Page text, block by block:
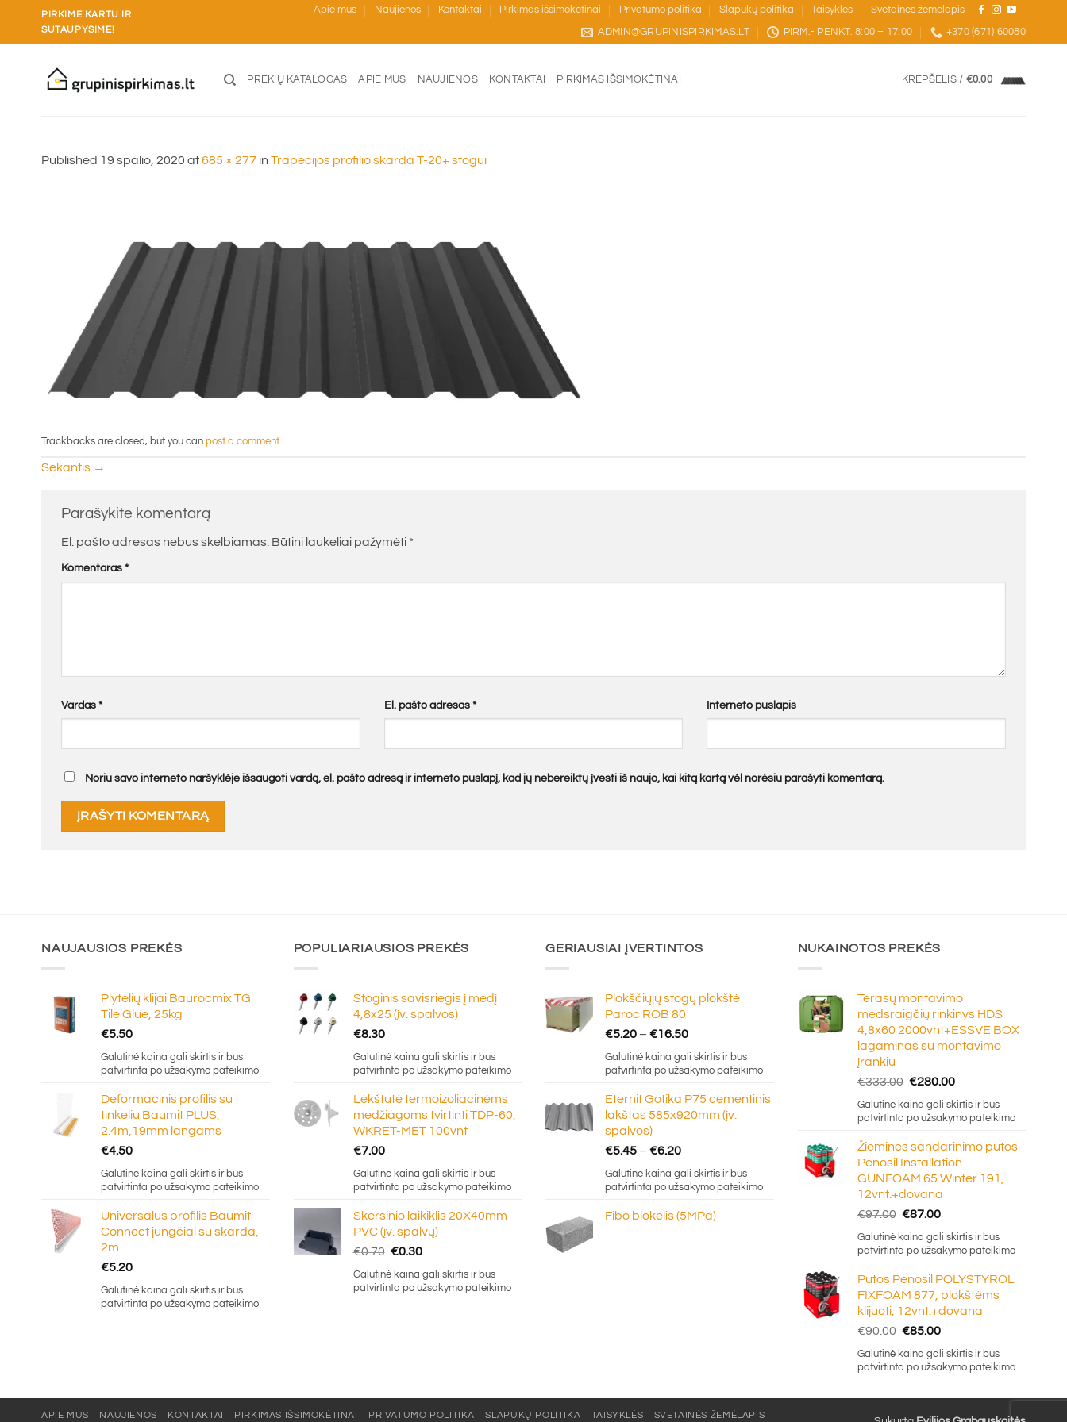
content
PIRKIME KARTU IR
SUTAUPYSIME!
Apie mus Naujienos Kontaktai Pirkimas išsimokėtinai Privatumo politika Slapukų politika Taisyklės Svetainės žemėlapis
ADMIN@GRUPINISPIRKIMAS.LT PIRM.- PENKT. 8:00 – 17:00 +370 (671) 60080
PREKIŲ KATALOGAS APIE MUS NAUJIENOS KONTAKTAI PIRKIMAS IŠSIMOKĖTINAI KREPŠELIS / €0.00
Published 19 spalio, 2020 at685 × 277 in Trapecijos profilio skarda T-20+ stogui
Trackbacks are closed, but you can post a comment.
Sekantis →
Parašykite komentarą
El. pašto adresas nebus skelbiamas. Būtini laukeliai pažymėti *
Komentaras *
Vardas * El. pašto adresas * Interneto puslapis
Noriu savo interneto naršyklėje išsaugoti vardą, el. pašto adresą ir interneto puslapį, kad jų nebereiktų įvesti iš naujo, kai kitą kartą vėl norėsiu parašyti komentarą.
NAUJAUSIOS PREKĖS
Plytelių klijai Baurocmix TG
Tile Glue, 25kg
€5.50
Galutinė kaina gali skirtis ir bus
patvirtinta po užsakymo pateikimo
Deformacinis profilis su
tinkeliu Baumit PLUS,
2.4m,19mm langams
€4.50
Galutinė kaina gali skirtis ir bus
patvirtinta po užsakymo pateikimo
Universalus profilis Baumit
Connect jungčiai su skarda,
2m
€5.20
Galutinė kaina gali skirtis ir bus
patvirtinta po užsakymo pateikimo
POPULIARIAUSIOS PREKĖS
Stoginis savisriegis į medį
4,8x25 (įv. spalvos)
€8.30
Galutinė kaina gali skirtis ir bus
patvirtinta po užsakymo pateikimo
Lėkštutė termoizoliacinėms
medžiagoms tvirtinti TDP-60,
WKRET-MET 100vnt
€7.00
Galutinė kaina gali skirtis ir bus
patvirtinta po užsakymo pateikimo
Skersinio laikiklis 20X40mm
PVC (įv. spalvų)
€0.70 Original
price
was:
€0.30Current
price
is:
Galutinė kaina gali skirtis ir bus
patvirtinta po užsakymo pateikimo
GERIAUSIAI ĮVERTINTOS
Plokščiųjų stogų plokštė
Paroc ROB 80
€5.20 – €16.50Price
range:
€5.20
€16.50
Galutinė kaina gali skirtis ir bus
patvirtinta po užsakymo pateikimo
Eternit Gotika P75 cementinis
lakštas 585x920mm (įv.
spalvos)
€5.45 – €6.20Price
range:
€5.45
€6.20
Galutinė kaina gali skirtis ir bus
patvirtinta po užsakymo pateikimo
Fibo blokelis (5MPa)
NUKAINOTOS PREKĖS
Terasų montavimo
medsraigčių rinkinys HDS
4,8x60 2000vnt+ESSVE BOX
lagaminas su montavimo
įrankiu
€333.00 Original
price
was:
€280.00Current
price
is:
Galutinė kaina gali skirtis ir bus
patvirtinta po užsakymo pateikimo
Žieminės sandarinimo putos
Penosil Installation
GUNFOAM 65 Winter 191,
12vnt.+dovana
€97.00 Original
price
was:
€87.00Current
price
is:
Galutinė kaina gali skirtis ir bus
patvirtinta po užsakymo pateikimo
Putos Penosil POLYSTYROL
FIXFOAM 877, plokštėms
klijuoti, 12vnt.+dovana
€90.00 Original
price
was:
€85.00Current
price
is:
Galutinė kaina gali skirtis ir bus
patvirtinta po užsakymo pateikimo
APIE MUS NAUJIENOS KONTAKTAI PIRKIMAS IŠSIMOKĖTINAI PRIVATUMO POLITIKA SLAPUKŲ POLITIKA TAISYKLĖS SVETAINĖS ŽEMĖLAPIS